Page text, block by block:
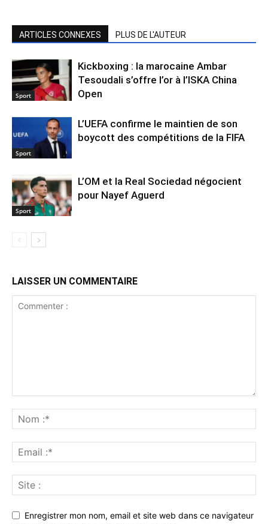
ARTICLES CONNEXES PLUS DE L'AUTEUR
Sport
Kickboxing : la marocaine Ambar
Tesoudali s’offre l’or à l’ISKA China
Open
Sport
L’UEFA confirme le maintien de son
boycott des compétitions de la FIFA
Sport
L’OM et la Real Sociedad négocient
pour Nayef Aguerd
LAISSER UN COMMENTAIRE
Enregistrer mon nom, email et site web dans ce navigateur